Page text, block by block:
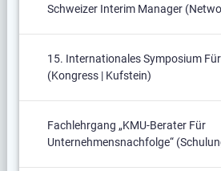
Schweizer Interim Manager
15. Internationales Symposium
(Kongress | Kufstein)
Fachlehrgang „KMU-Berater Für
Unternehmensnachfolge“